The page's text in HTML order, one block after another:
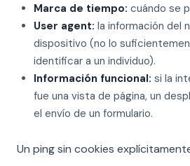
Marca de tiempo: cuándo se
User agent: la información del
dispositivo (no lo
identificar a un individuo).
Información funcional: si la
fue una vista de página, un
el envío de un formulario.
Un ping sin cookies